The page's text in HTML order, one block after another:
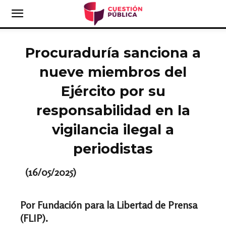
Procuraduría sanciona a
nueve miembros del
Ejército por su
responsabilidad en la
vigilancia ilegal a
periodistas
(16/05/2025)
Por Fundación para la Libertad de Prensa
(FLIP).